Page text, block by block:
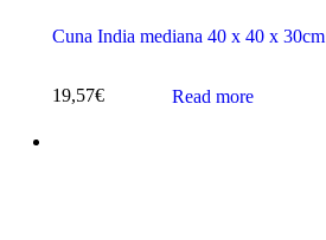
Cuna India mediana 40 x 40 x 30cm
19,57€ Read more